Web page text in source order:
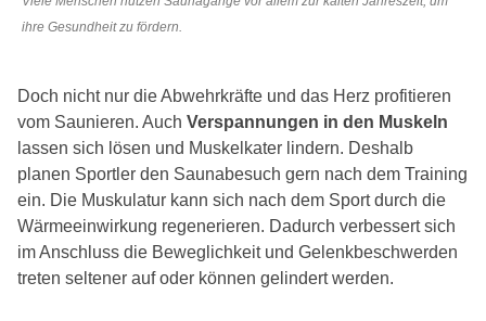
ihre Gesundheit zu fördern.
Doch nicht nur die Abwehrkräfte und das Herz profitieren
vom Saunieren. Auch Verspannungen in den Muskeln
lassen sich lösen und Muskelkater lindern. Deshalb
planen Sportler den Saunabesuch gern nach dem Training
ein. Die Muskulatur kann sich nach dem Sport durch die
Wärmeeinwirkung regenerieren. Dadurch verbessert sich
im Anschluss die Beweglichkeit und Gelenkbeschwerden
treten seltener auf oder können gelindert werden.